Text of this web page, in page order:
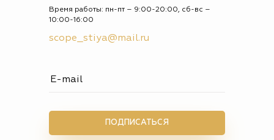
Время работы: пн-пт – 9:00-20:00, сб-вс –
10:00-16:00
scope_stiya@mail.ru
ПОДПИСАТЬСЯ